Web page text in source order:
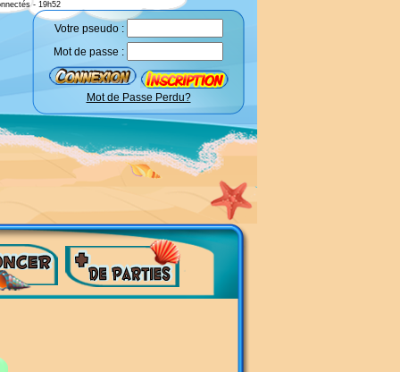
- 19h52
Votre pseudo :
Mot de passe :
Mot de Passe Perdu?